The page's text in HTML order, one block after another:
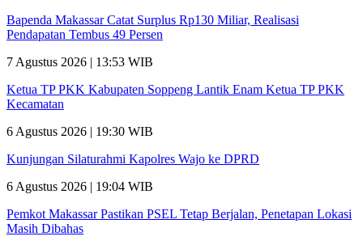
Bapenda Makassar Catat Surplus Rp130 Miliar, Realisasi
Pendapatan Tembus 49 Persen
7 Agustus 2026 | 13:53 WIB
Ketua TP PKK Kabupaten Soppeng Lantik Enam Ketua TP PKK
Kecamatan
6 Agustus 2026 | 19:30 WIB
Kunjungan Silaturahmi Kapolres Wajo ke DPRD
6 Agustus 2026 | 19:04 WIB
Pemkot Makassar Pastikan PSEL Tetap Berjalan, Penetapan Lokasi
Masih Dibahas